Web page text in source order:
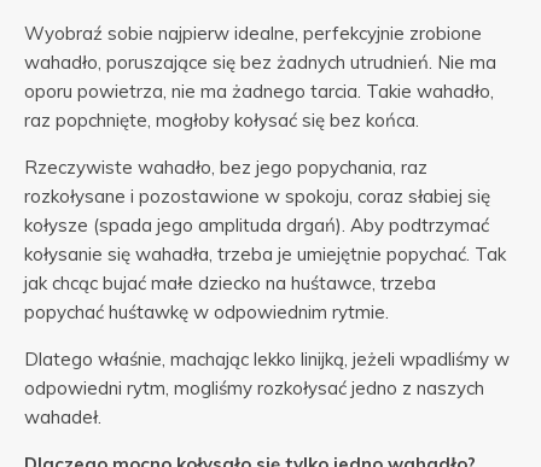
Wyobraź sobie najpierw idealne, perfekcyjnie zrobione
wahadło, poruszające się bez żadnych utrudnień. Nie ma
oporu powietrza, nie ma żadnego tarcia. Takie wahadło,
raz popchnięte, mogłoby kołysać się bez końca.
Rzeczywiste wahadło, bez jego popychania, raz
rozkołysane i pozostawione w spokoju, coraz słabiej się
kołysze (spada jego amplituda drgań). Aby podtrzymać
kołysanie się wahadła, trzeba je umiejętnie popychać. Tak
jak chcąc bujać małe dziecko na huśtawce, trzeba
popychać huśtawkę w odpowiednim rytmie.
Dlatego właśnie, machając lekko linijką, jeżeli wpadliśmy w
odpowiedni rytm, mogliśmy rozkołysać jedno z naszych
wahadeł.